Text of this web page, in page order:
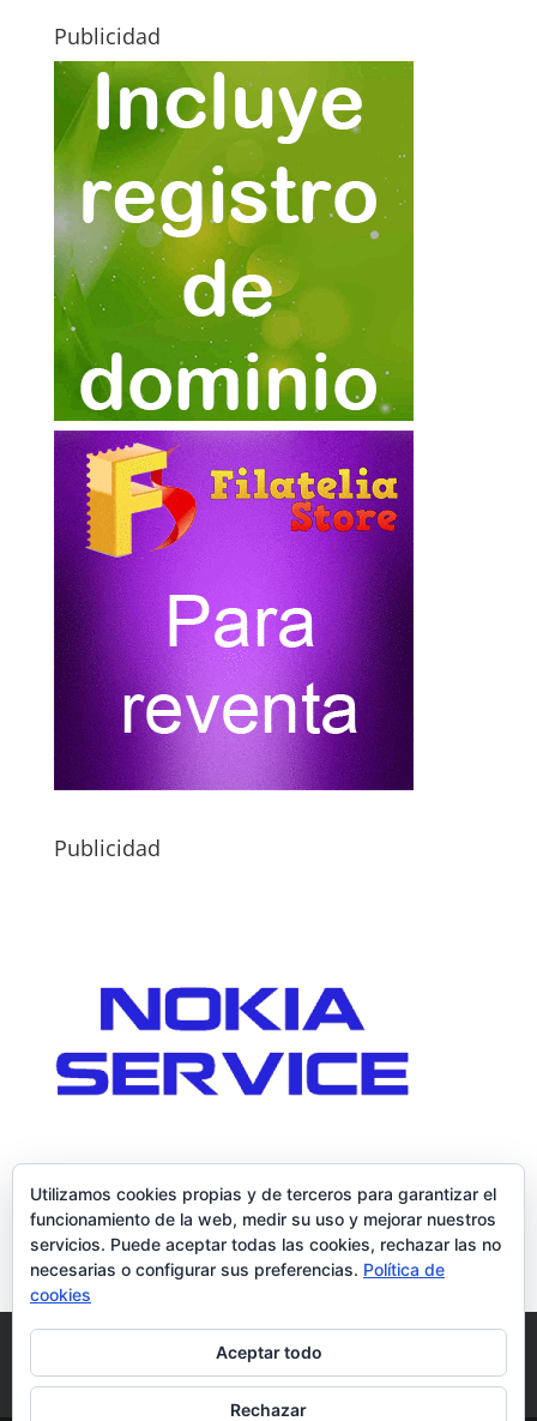
Publicidad
Publicidad
Condiciones y Privacidad
Contacto
Tienda Carrito Mi cuenta
Utilizamos cookies propias y de terceros para garantizar el
funcionamiento de la web, medir su uso y mejorar nuestros
servicios. Puede aceptar todas las cookies, rechazar las no
necesarias o configurar sus preferencias. Política de
cookies
Aceptar todo
Rechazar